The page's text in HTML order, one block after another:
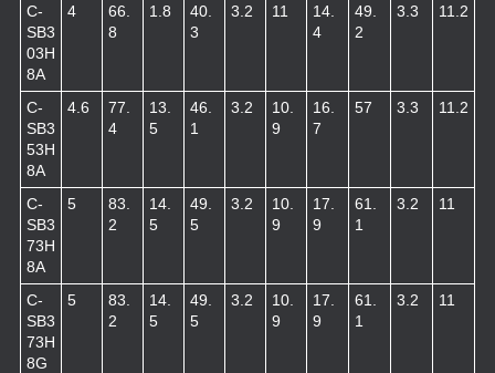
C-
SB3
03H
8A
4
66.
8
1.8
40.
3
3.2 11
14.
4
49.
2
3.3 11.2
C-
SB3
53H
8A
4.6
77.
4
13.
5
46.
1
3.2
10.
9
16.
7
57 3.3 11.2
C-
SB3
73H
8A
5
83.
2
14.
5
49.
5
3.2
10.
9
17.
9
61.
1
3.2 11
C-
SB3
73H
8G
5
83.
2
14.
5
49.
5
3.2
10.
9
17.
9
61.
1
3.2 11